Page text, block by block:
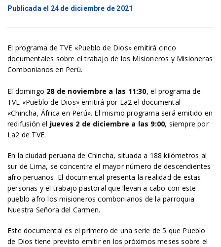
Publicada el 24 de diciembre de 2021
El programa de TVE «Pueblo de Dios» emitirá cinco
documentales sobre el trabajo de los Misioneros y Misioneras
Combonianos en Perú.
El domingo 28 de noviembre a las 11:30, el programa de
TVE «Pueblo de Dios» emitirá por La2 el documental
«Chincha, África en Perú». El mismo programa será emitido en
redifusión el jueves 2 de diciembre a las 9:00, siempre por
La2 de TVE.
En la ciudad peruana de Chincha, situada a 188 kilómetros al
sur de Lima, se concentra el mayor número de descendientes
afro peruanos. El documental presenta la realidad de estas
personas y el trabajo pastoral que llevan a cabo con este
pueblo afro los misioneros combonianos de la parroquia
Nuestra Señora del Carmen.
Este documental es el primero de una serie de 5 que Pueblo
de Dios tiene previsto emitir en los próximos meses sobre el